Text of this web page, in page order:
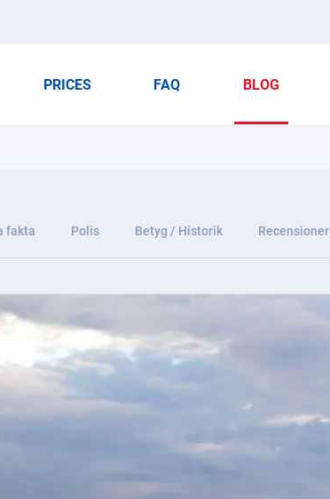
PRICES FAQ BLOG
fakta Polis Betyg / Historik Recensioner